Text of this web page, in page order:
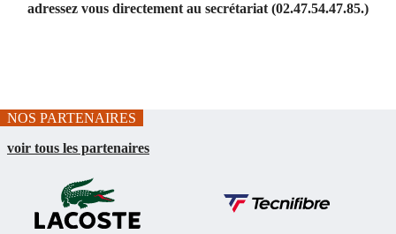
adressez vous directement au secrétariat (02.47.54.47.85.)
NOS PARTENAIRES
voir tous les partenaires